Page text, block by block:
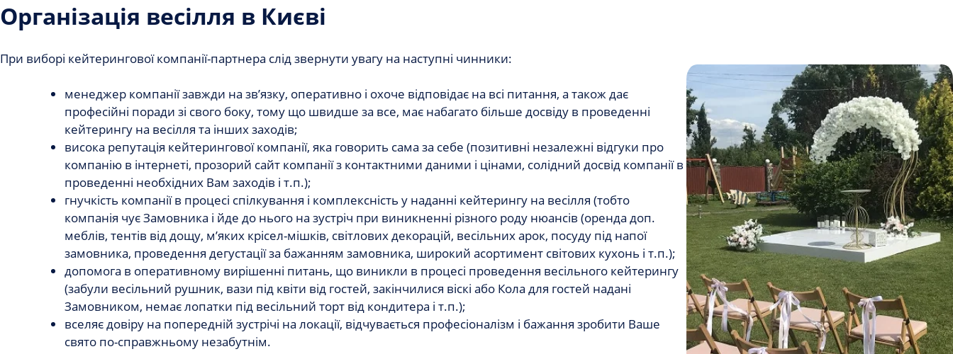
Організація весілля в Києві
При виборі кейтерингової компанії-партнера слід звернути увагу на наступні чинники:
менеджер компанії завжди на зв’язку, оперативно і охоче відповідає на всі питання, а також дає
професійні поради зі свого боку, тому що швидше за все, має набагато більше досвіду в проведенні
кейтерингу на весілля та інших заходів;
висока репутація кейтерингової компанії, яка говорить сама за себе (позитивні незалежні відгуки про
компанію в інтернеті, прозорий сайт компанії з контактними даними і цінами, солідний досвід компанії в
проведенні необхідних Вам заходів і т.п.);
гнучкість компанії в процесі спілкування і комплексність у наданні кейтерингу на весілля (тобто
компанія чує Замовника і йде до нього на зустріч при виникненні різного роду нюансів (оренда доп.
меблів, тентів від дощу, м’яких крісел-мішків, світлових декорацій, весільних арок, посуду під напої
замовника, проведення дегустації за бажанням замовника, широкий асортимент світових кухонь і т.п.);
допомога в оперативному вирішенні питань, що виникли в процесі проведення весільного кейтерингу
(забули весільний рушник, вази під квіти від гостей, закінчилися віскі або Кола для гостей надані
Замовником, немає лопатки під весільний торт від кондитера і т.п.);
вселяє довіру на попередній зустрічі на локації, відчувається професіоналізм і бажання зробити Ваше
свято по-справжньому незабутнім.